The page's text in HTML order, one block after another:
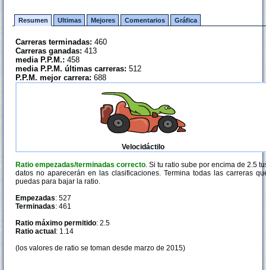
Resumen Ultimas Mejores Comentarios Gráfica
Carreras terminadas: 460
Carreras ganadas: 413
media P.P.M.: 458
media P.P.M. últimas carreras: 512
P.P.M. mejor carrera: 688
Velocidáctilo
Ratio empezadas/terminadas correcto. Si tu ratio sube por encima de 2.5
datos no aparecerán en las clasificaciones. Termina todas las carreras
puedas para bajar la ratio.
Empezadas: 527
Terminadas: 461
Ratio máximo permitido: 2.5
Ratio actual : 1.14
(los valores de ratio se toman desde marzo de 2015)